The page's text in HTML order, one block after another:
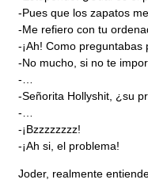
-Pues que los zapatos
-Me refiero con tu
-¡Ah! Como
-No mucho, si no te
-…
-Señorita Hollyshit, ¿su
-…
-¡Bzzzzzzzz!
-¡Ah si, el problema!
Joder, realmente